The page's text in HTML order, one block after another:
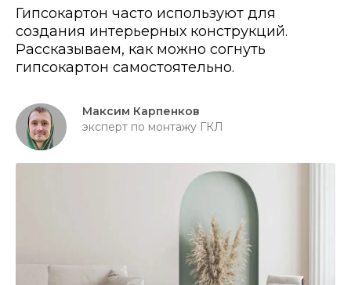
Максим Карпенков
эксперт по монтажу ГКЛ
Гипсокартон часто используют для
создания интерьерных конструкций.
Рассказываем, как можно согнуть
гипсокартон самостоятельно.